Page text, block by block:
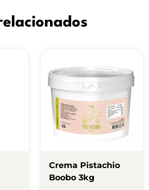
Crema Pistachio
Boobo 3kg